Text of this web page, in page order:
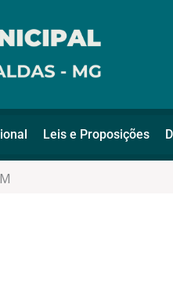
Leis e Proposições